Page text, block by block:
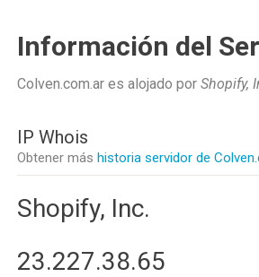
Información del
Colven.com.ar es alojado por Shopify,
IP Whois
Obtener más historia servidor de
Shopify, Inc.
23.227.38.65